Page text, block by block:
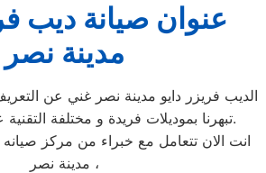
عنوان صيانة ديب
مدينة نصر
الديب فريزر دايو مدينة نصر غني عن
تبهرنا بموديلات فريدة و مختلفة التقنية عن مثيلاتها انها دايو.
انت الان تتعامل مع خبراء من مركز
مدينة نصر ،